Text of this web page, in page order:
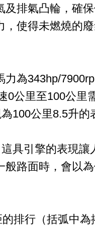
及排氣凸輪，確
，使得未燃燒的
為343hp/
0公里至100公里
100公里8.5升的
具引擎的表現讓
般路面時，會以
排行（括弧中